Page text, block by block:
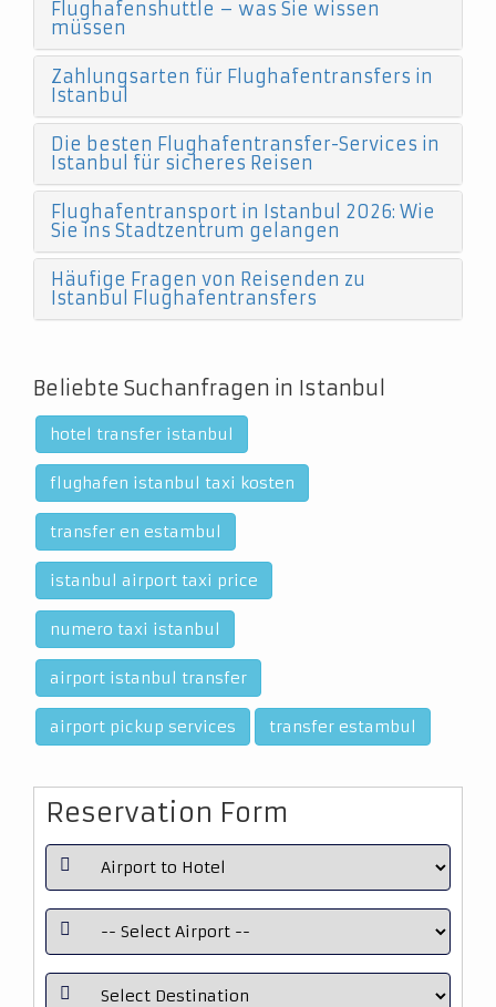
Flughafenshuttle – was Sie wissen
müssen
Zahlungsarten für Flughafentransfers in
Istanbul
Die besten Flughafentransfer-Services in
Istanbul für sicheres Reisen
Flughafentransport in Istanbul 2026: Wie
Sie ins Stadtzentrum gelangen
Häufige Fragen von Reisenden zu
Istanbul Flughafentransfers
Beliebte Suchanfragen in Istanbul
hotel transfer istanbul
flughafen istanbul taxi kosten
transfer en estambul
istanbul airport taxi price
numero taxi istanbul
airport istanbul transfer
airport pickup services transfer estambul
Reservation Form